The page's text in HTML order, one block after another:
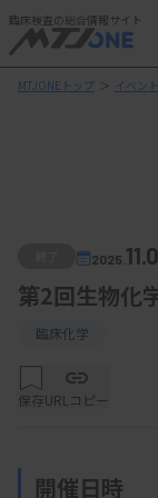
臨床検査の総合情報サイト
MTJONEトップ ＞ イベン
2025.
第2回生物化
臨床化学
保存URLコピー
開催日時